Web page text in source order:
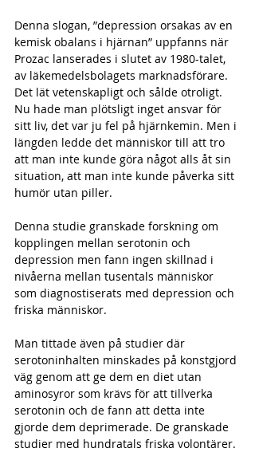
Denna slogan, ”depression orsakas av en
kemisk obalans i hjärnan” uppfanns när
Prozac lanserades i slutet av 1980-talet,
av läkemedelsbolagets marknadsförare.
Det lät vetenskapligt och sålde otroligt.
Nu hade man plötsligt inget ansvar för
sitt liv, det var ju fel på hjärnkemin. Men i
längden ledde det människor till att tro
att man inte kunde göra något alls åt sin
situation, att man inte kunde påverka sitt
humör utan piller.
Denna studie granskade forskning om
kopplingen mellan serotonin och
depression men fann ingen skillnad i
nivåerna mellan tusentals människor
som diagnostiserats med depression och
friska människor.
Man tittade även på studier där
serotoninhalten minskades på konstgjord
väg genom att ge dem en diet utan
aminosyror som krävs för att tillverka
serotonin och de fann att detta inte
gjorde dem deprimerade. De granskade
studier med hundratals friska volontärer.